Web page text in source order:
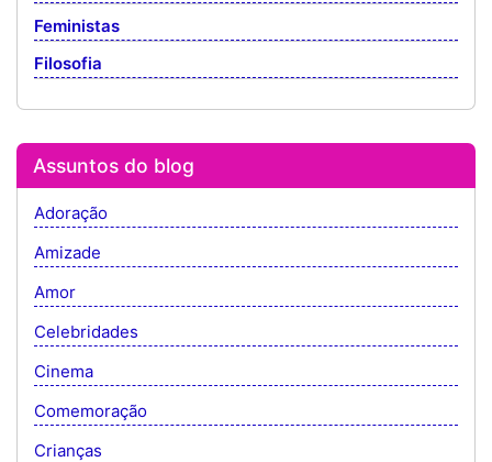
Feministas
Filosofia
Assuntos do blog
Adoração
Amizade
Amor
Celebridades
Cinema
Comemoração
Crianças